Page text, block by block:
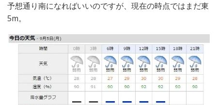
予想通り南になればいいのですが、現在の時点ではまだ東
5m。